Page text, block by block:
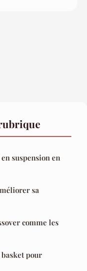
suspension en
sa
comme les
pour